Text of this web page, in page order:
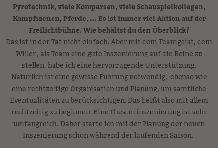
Pyrotechnik, viele Komparsen, viele Schauspielkollegen,
Kampfszenen, Pferde, …. Es ist immer viel Aktion auf der
Freilichtbühne. Wie behältst du den Überblick?
Das ist in der Tat nicht einfach. Aber mit dem Teamgeist, dem
Willen, als Team eine gute Inszenierung auf die Beine zu
stellen, habe ich eine hervorragende Unterstützung.
Natürlich ist eine gewisse Führung notwendig, ebenso wie
eine rechtzeitige Organisation und Planung, um sämtliche
Eventualitäten zu berücksichtigen. Das heißt also mit allem
rechtzeitig zu beginnen. Eine Theaterinszenierung ist sehr
umfangreich. Daher starte ich mit der Planung der neuen
Inszenierung schon während der laufenden Saison.